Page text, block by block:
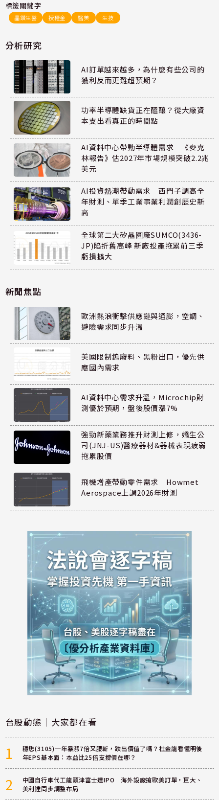
標籤關鍵字
晶鑽生醫 授權金 醫美 生技
分析研究
AI訂單越來越多，為什麼有些公司的
獲利反而更難超預期？
功率半導體缺貨正在醞釀？從大廠資
本支出看真正的時間點
AI資料中心帶動半導體需求 《麥克
林報告》估2027年市場規模突破2.2兆
美元
AI投資熱潮帶動需求 西門子調高全
年財測、單季工業事業利潤創歷史新
高
全球第二大矽晶圓廠SUMCO(3436-
JP)陷折舊高峰 新廠投產拖累前三季
虧損擴大
新聞焦點
歐洲熱浪衝擊供應鏈與通膨，空調、
避險需求同步升溫
美國限制鎢廢料、黑粉出口，優先供
應國內需求
AI資料中心需求升溫，Microchip財
測優於預期，盤後股價漲7%
強勁新藥業務推升財測上修，嬌生公
司(JNJ-US)醫療器材&器械表現疲弱
拖累股價
飛機增產帶動零件需求 Howmet
Aerospace上調2026年財測
台股動態｜大家都在看
1
穩懋(3105)一年暴漲7倍又腰斬，跌出價值了嗎？杜金龍看懂明後
年EPS基本面：本益比25倍支撐價在哪？
2
中國自行車代工龍頭津富士達IPO 海外設廠搶歐美訂單，巨大、
美利達同步調整布局